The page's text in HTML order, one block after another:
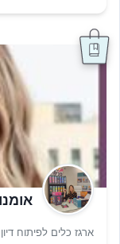
ארגז כלים לפיתוח